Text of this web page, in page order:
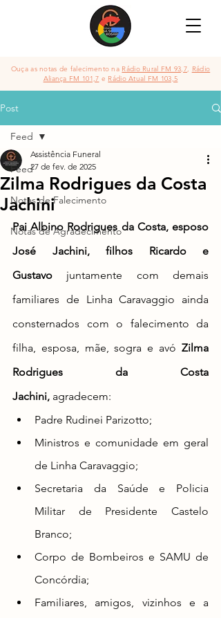
Ouça as notas de falecimento na Rádio Rural FM 93,7, Rádio
Aliança FM 101,7 e Rádio Atual FM 103,5
Post
Feed
Notas de Falecimento
Notas de Agradecimento
Feed
Zilma Rodrigues da Costa
Jachini
Assistência Funeral
27 de fev. de 2025
Pai Albino Rodrigues da Costa, esposo
José Jachini, filhos Ricardo e
Gustavo juntamente com demais
familiares de Linha Caravaggio ainda
consternados com o falecimento da
filha, esposa, mãe, sogra e avó Zilma
Rodrigues da Costa
Jachini, agradecem:
Padre Rudinei Parizotto;
Ministros e comunidade em geral
de Linha Caravaggio;
Secretaria da Saúde e Policia
Militar de Presidente Castelo
Branco;
Corpo de Bombeiros e SAMU de
Concórdia;
Familiares, amigos, vizinhos e a